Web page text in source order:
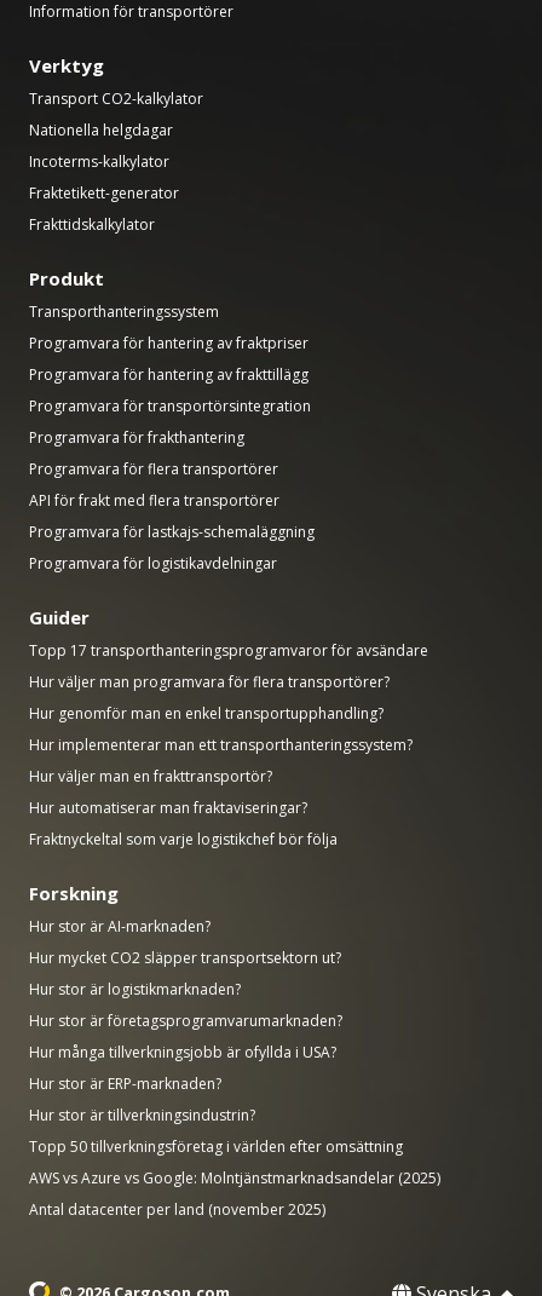
Information för transportörer
Verktyg
Transport CO2-kalkylator
Nationella helgdagar
Incoterms-kalkylator
Fraktetikett-generator
Frakttidskalkylator
Produkt
Transporthanteringssystem
Programvara för hantering av fraktpriser
Programvara för hantering av frakttillägg
Programvara för transportörsintegration
Programvara för frakthantering
Programvara för flera transportörer
API för frakt med flera transportörer
Programvara för lastkajs-schemaläggning
Programvara för logistikavdelningar
Guider
Topp 17 transporthanteringsprogramvaror för avsändare
Hur väljer man programvara för flera transportörer?
Hur genomför man en enkel transportupphandling?
Hur implementerar man ett transporthanteringssystem?
Hur väljer man en frakttransportör?
Hur automatiserar man fraktaviseringar?
Fraktnyckeltal som varje logistikchef bör följa
Forskning
Hur stor är AI-marknaden?
Hur mycket CO2 släpper transportsektorn ut?
Hur stor är logistikmarknaden?
Hur stor är företagsprogramvarumarknaden?
Hur många tillverkningsjobb är ofyllda i USA?
Hur stor är ERP-marknaden?
Hur stor är tillverkningsindustrin?
Topp 50 tillverkningsföretag i världen efter omsättning
AWS vs Azure vs Google: Molntjänstmarknadsandelar (2025)
Antal datacenter per land (november 2025)